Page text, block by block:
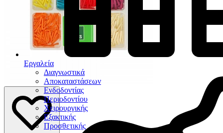
Εργαλεία
Διαγνωστικά
Αποκαταστάσεων
Ενδοδοντίας
Περιοδοντίου
Χειρουργικής
Εξακτικής
Προσθετικής